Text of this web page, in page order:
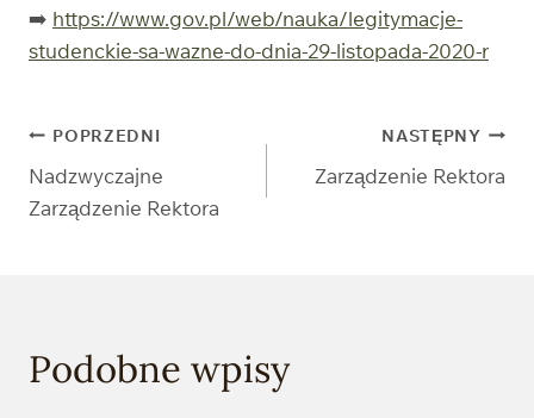
➡️ https://www.gov.pl/web/nauka/legitymacje-
studenckie-sa-wazne-do-dnia-29-listopada-2020-r
Nawigacja
wpisu
POPRZEDNI
Nadzwyczajne
Zarządzenie Rektora
NASTĘPNY
Zarządzenie Rektora
Podobne wpisy